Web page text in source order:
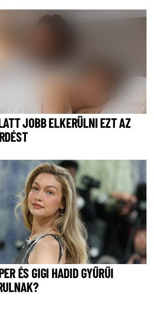
JOBB ELKERÜLNI EZT AZ
ÉS GIGI HADID GYŰRŰI